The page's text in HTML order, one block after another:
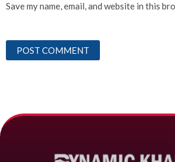
Save my name, email, and website in this